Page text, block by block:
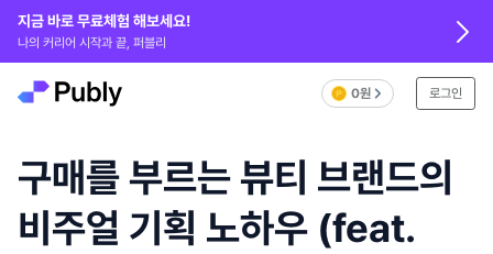
지금 바로 무료체험 해보세요!
나의 커리어 시작과 끝, 퍼블리
0원 로그인
구매를 부르는 뷰티 브랜드의
비주얼 기획 노하우 (feat.